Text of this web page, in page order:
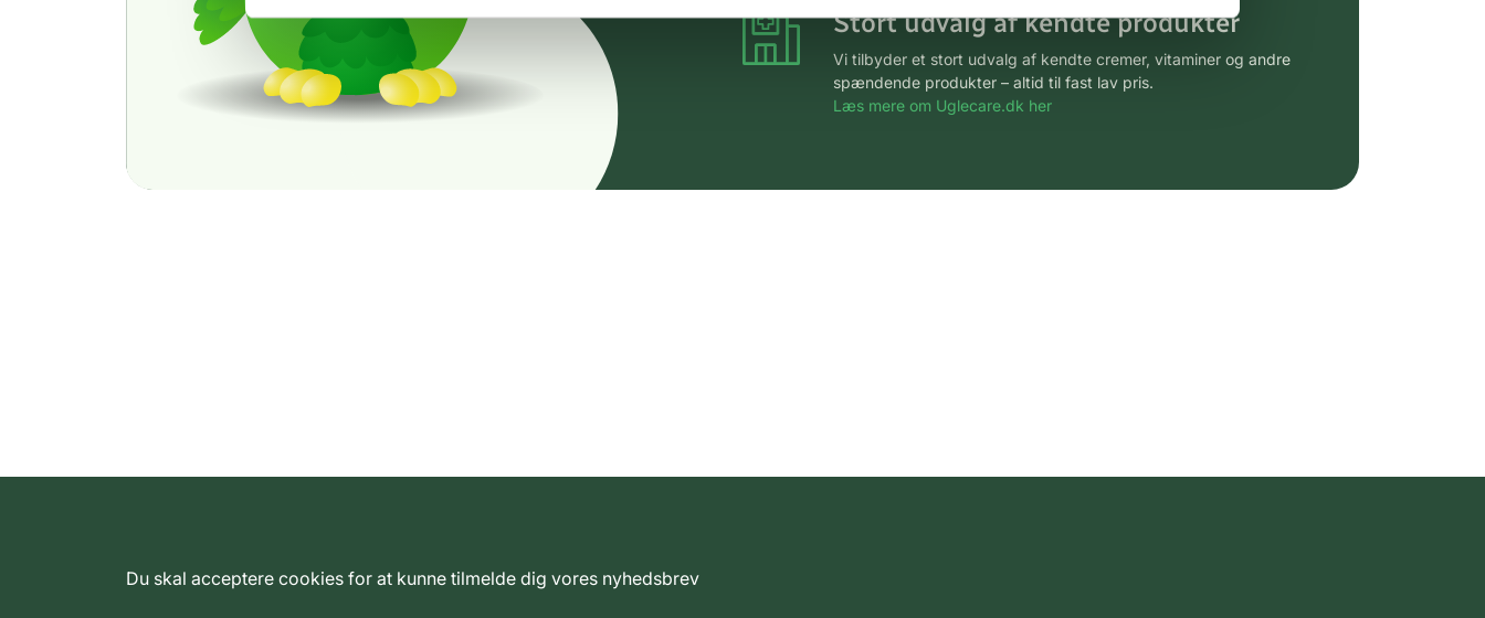
Stort udvalg af kendte produkter
Vi tilbyder et stort udvalg af kendte cremer, vitaminer og andre
spændende produkter – altid til fast lav pris.
Læs mere om Uglecare.dk her
Du skal acceptere cookies for at kunne tilmelde dig vores nyhedsbrev